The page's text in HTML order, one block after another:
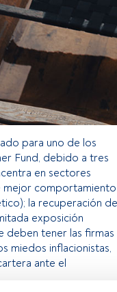
para uno de los
Fund, debido a tres
en sectores
mejor comportamiento
la recuperación
exposición
deben tener las firmas
miedos inflacionistas,
ante el